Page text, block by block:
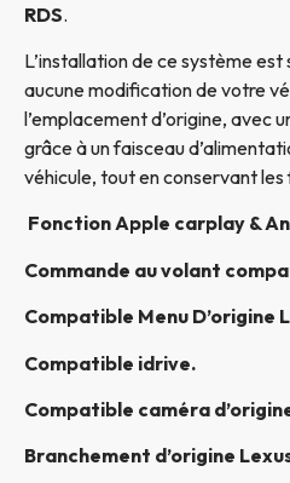
RDS.
L’installation de ce système
aucune modification de votre
l’emplacement d’origine, avec
grâce à un faisceau
véhicule, tout en conservant les
Fonction Apple carplay &
Commande au volant
Compatible Menu D’origine
Compatible idrive.
Compatible caméra
Branchement d’origine